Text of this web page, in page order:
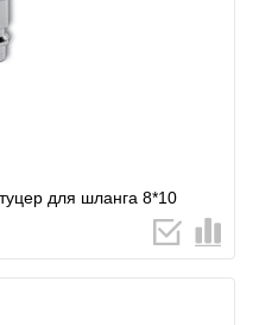
для шланга 8*10